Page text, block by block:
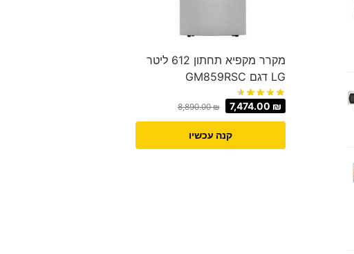
מקרר מקפיא תחתון 612 ליטר
LG דגם GM859RSC
8,890.00₪ 7,474.00 ₪
קנה עכשיו